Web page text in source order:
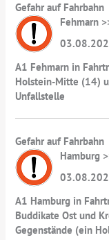
Gefahr auf Fahrbahn
Fehmarn
A1 Fehmarn in
Holstein-Mitte (14)
Unfallstelle
Gefahr auf Fahrbahn
Hamburg
A1 Hamburg in
Buddikate Ost und
Gegenstände (ein